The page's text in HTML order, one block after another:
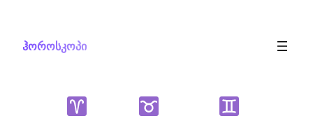
content
ჰოროსკოპი